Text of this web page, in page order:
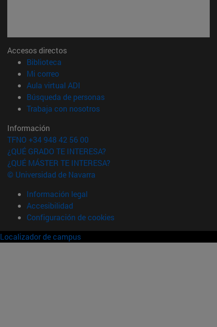
Accesos directos
Biblioteca
Mi correo(abre en nueva ventana)
Aula virtual ADI
Búsqueda de personas(abre en nueva ventana)
Trabaja con nosotros(abre en nueva ventana)
Información
TFNO +34 948 42 56 00
¿QUÉ GRADO TE INTERESA?
¿QUÉ MÁSTER TE INTERESA?
© Universidad de Navarra
Información legal
Accesibilidad
Configuración de cookies
Localizador de campus